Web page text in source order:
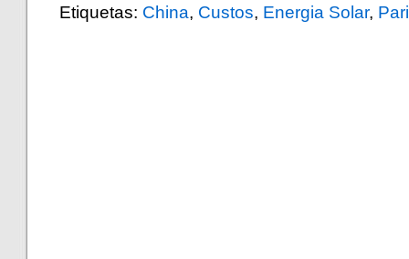
Etiquetas: China, Custos, Energia Solar,